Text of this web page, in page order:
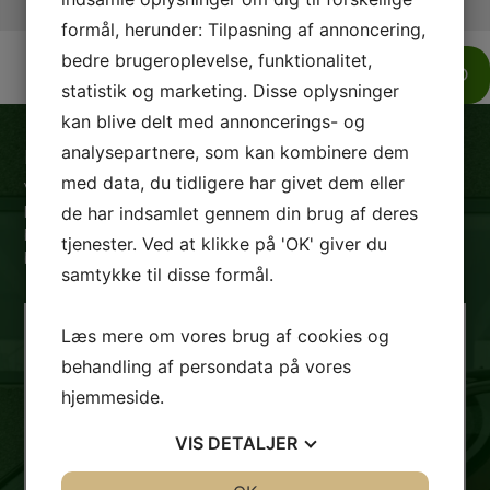
SEND
Hvorfor skal du vælge Gadeberg Auto?
Vi ved, gennem salg af mere end 5000 biler, at der findes
lige så mange forskellige mennesker, som der findes
biler. Det er derfor vigtigt for os, at du får lige netop den
bil, der matcher dig og dine behov allerbedst.
EN AFTALE ER EN AFTALE
Hos os er en aftale en aftale – vi holder hvad vi
formål, herunder: Tilpasning af annoncering,
bedre brugeroplevelse, funktionalitet,
statistik og marketing. Disse oplysninger
kan blive delt med annoncerings- og
analysepartnere, som kan kombinere dem
med data, du tidligere har givet dem eller
de har indsamlet gennem din brug af deres
tjenester. Ved at klikke på 'OK' giver du
samtykke til disse formål.
Læs mere om vores brug af cookies og
behandling af persondata på vores
hjemmeside.
VIS DETALJER